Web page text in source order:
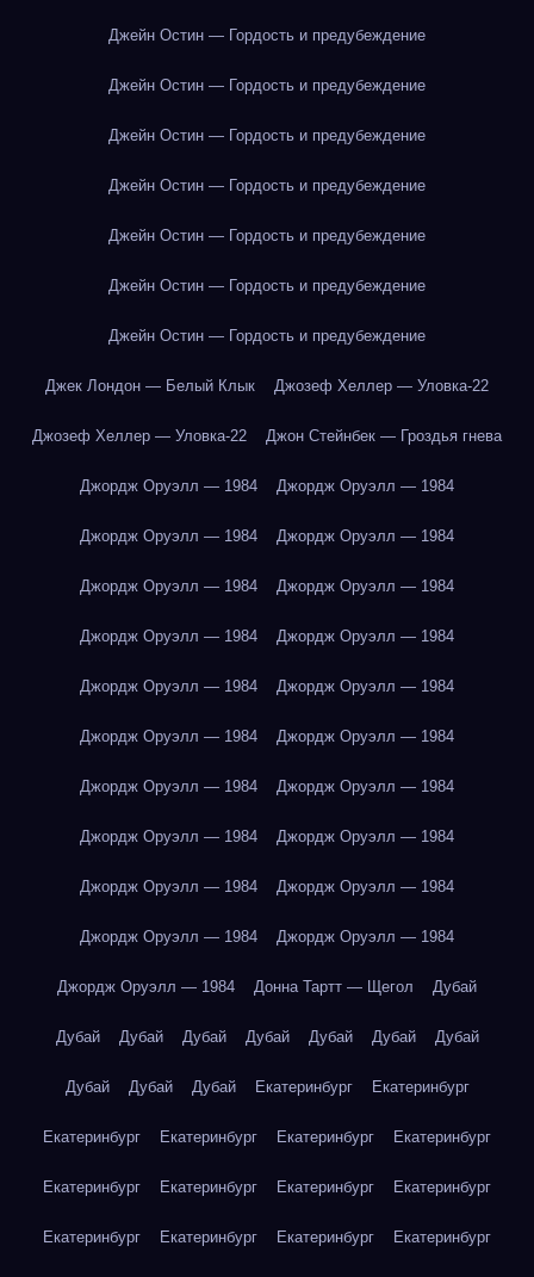
Джейн Остин — Гордость и предубеждение
Джейн Остин — Гордость и предубеждение
Джейн Остин — Гордость и предубеждение
Джейн Остин — Гордость и предубеждение
Джейн Остин — Гордость и предубеждение
Джейн Остин — Гордость и предубеждение
Джейн Остин — Гордость и предубеждение
Джек Лондон — Белый Клык Джозеф Хеллер — Уловка-22
Джозеф Хеллер — Уловка-22 Джон Стейнбек — Гроздья гнева
Джордж Оруэлл — 1984 Джордж Оруэлл — 1984
Джордж Оруэлл — 1984 Джордж Оруэлл — 1984
Джордж Оруэлл — 1984 Джордж Оруэлл — 1984
Джордж Оруэлл — 1984 Джордж Оруэлл — 1984
Джордж Оруэлл — 1984 Джордж Оруэлл — 1984
Джордж Оруэлл — 1984 Джордж Оруэлл — 1984
Джордж Оруэлл — 1984 Джордж Оруэлл — 1984
Джордж Оруэлл — 1984 Джордж Оруэлл — 1984
Джордж Оруэлл — 1984 Джордж Оруэлл — 1984
Джордж Оруэлл — 1984 Джордж Оруэлл — 1984
Джордж Оруэлл — 1984 Донна Тартт — Щегол Дубай
Дубай Дубай Дубай Дубай Дубай Дубай Дубай
Дубай Дубай Дубай Екатеринбург Екатеринбург
Екатеринбург Екатеринбург Екатеринбург Екатеринбург
Екатеринбург Екатеринбург Екатеринбург Екатеринбург
Екатеринбург Екатеринбург Екатеринбург Екатеринбург